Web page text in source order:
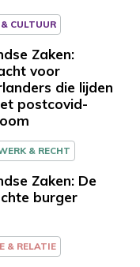
CULTUUR
Zaken:
voor
die lijden
postcovid-
& RECHT
Zaken: De
burger
& RELATIE